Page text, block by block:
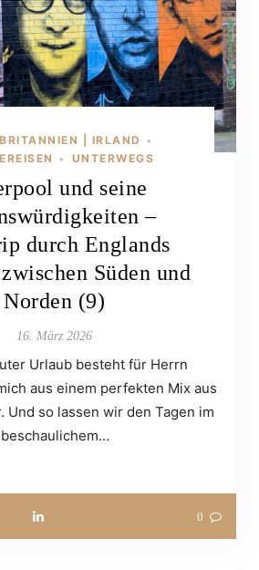
| IRLAND •
• UNTERWEGS
und seine
–
durch Englands
Süden und
Norden (9)
16. März 2026
Urlaub besteht für Herrn
aus einem perfekten Mix aus
Und so lassen wir den Tagen im
beschaulichem…
0